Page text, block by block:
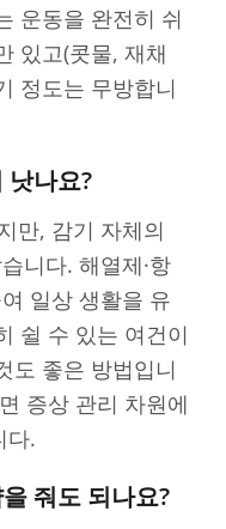
운동을 완전히 쉬
있고(콧물, 재채
정도는 무방합니
낫나요?
만, 감기 자체의
니다. 해열제·항
일상 생활을 유
쉴 수 있는 여건이
도 좋은 방법입니
증상 관리 차원에
다.
줘도 되나요?